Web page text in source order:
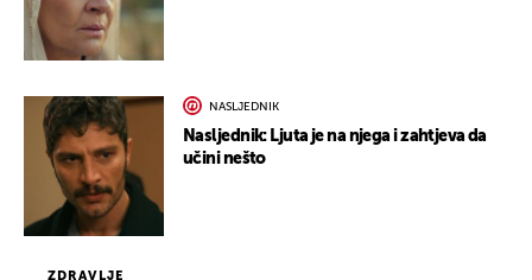
ZDRAVLJE
NASLJEDNIK
Nasljednik: Ljuta je na njega i zahtjeva da
učini nešto